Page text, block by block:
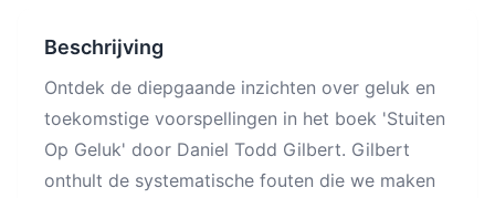
Beschrijving
Ontdek de diepgaande inzichten over geluk en
toekomstige voorspellingen in het boek 'Stuiten
Op Geluk' door Daniel Todd Gilbert. Gilbert
onthult de systematische fouten die we maken